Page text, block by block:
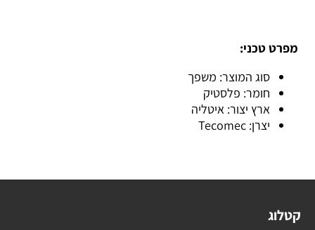
מפרט טכני:
סוג המוצר: משפך
חומר: פלסטיק
ארץ יצור: איטליה
יצרן: Tecomec
קטלוג